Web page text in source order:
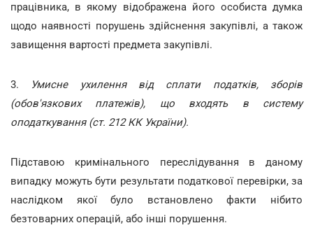
працівника, в якому відображена його особиста думка
щодо наявності порушень здійснення закупівлі, а також
завищення вартості предмета закупівлі.
3. Умисне ухилення від сплати податків, зборів
(обов'язкових платежів), що входять в систему
оподаткування (ст. 212 КК України).
Підставою кримінального переслідування в даному
випадку можуть бути результати податкової перевірки, за
наслідком якої було встановлено факти нібито
безтоварних операцій, або інші порушення.